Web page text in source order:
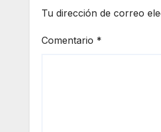
Tu dirección de correo
Comentario *